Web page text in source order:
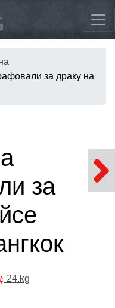
за драку на
за
24.kg